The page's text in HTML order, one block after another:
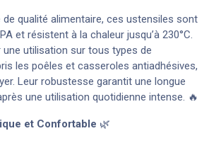
de qualité alimentaire, ces ustensiles sont
et résistent à la chaleur jusqu’à 230°C.
une utilisation sur tous types de
les poêles et casseroles antiadhésives,
Leur robustesse garantit une longue
une utilisation quotidienne intense. 🔥
et Confortable 🌿